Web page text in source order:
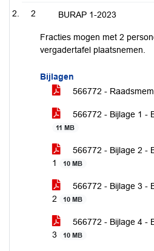
2 BURAP 1-2023
Fracties mogen met 2
vergadertafel plaatsnemen.
Bijlagen
566772 -
566772 - Bijlage 1 -
11 MB
566772 - Bijlage 2 -
1
10 MB
566772 - Bijlage 3 -
2
10 MB
566772 - Bijlage 4 -
3
10 MB